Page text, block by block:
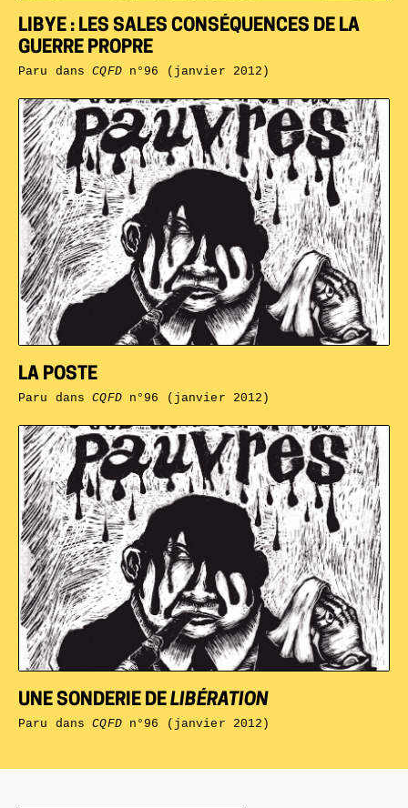
UNE SONDERIE DE LIBÉRATION
Paru dansCQFDn°96 (janvier 2012)
LA POSTE
Paru dansCQFDn°96 (janvier 2012)
LIBYE : LES SALES CONSÉQUENCES DE LA
GUERRE PROPRE
Paru dansCQFDn°96 (janvier 2012)